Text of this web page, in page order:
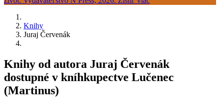
Knihy
Juraj Červenák
Knihy od autora Juraj Červenák
dostupné v kníhkupectve Lučenec
(Martinus)